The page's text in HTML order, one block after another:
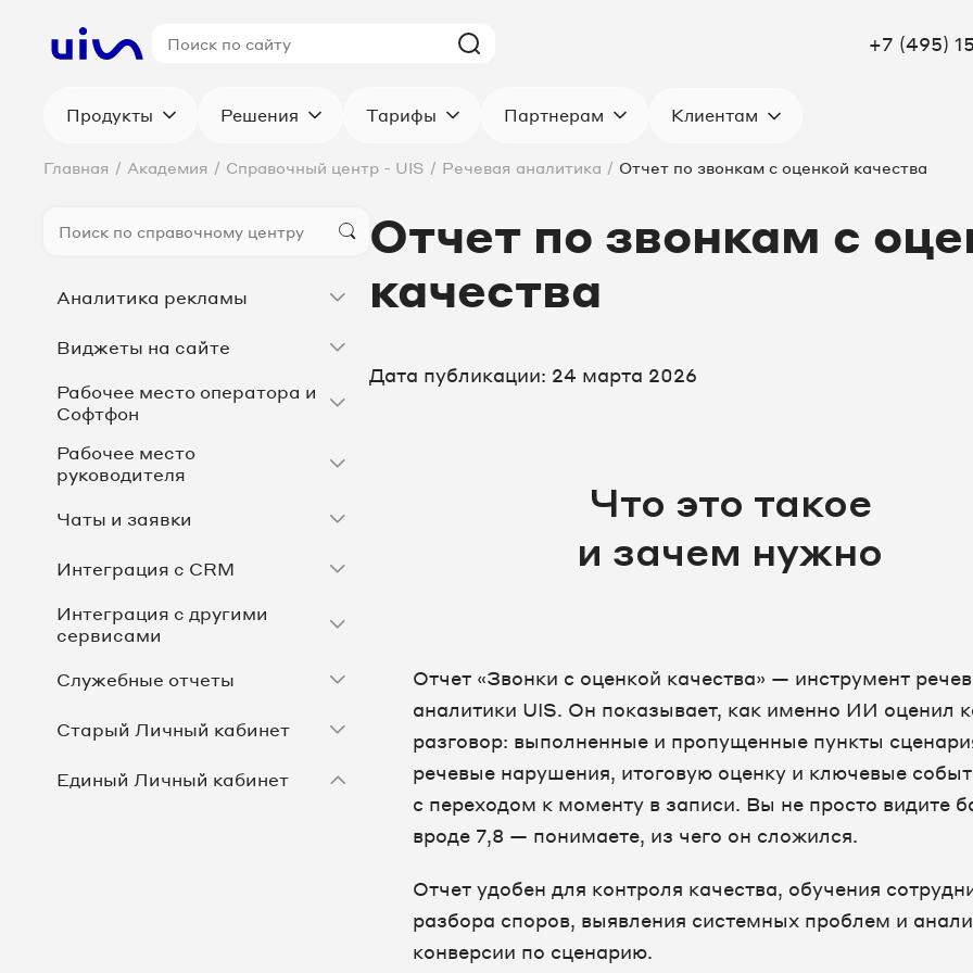
+7 (495)
Продукты Решения Тарифы Партнерам Клиентам
Главная / Академия / Справочный центр - UIS / Речевая аналитика / Отчет по звонкам с оценкой качества
Аналитика рекламы
Виджеты на сайте
Рабочее место оператора и
Софтфон
Рабочее место
руководителя
Чаты и заявки
Интеграция с CRM
Интеграция с другими
сервисами
Служебные отчеты
Старый Личный кабинет
Единый Личный кабинет
Отчет по звонкам с
качества
Дата публикации: 24 марта 2026
Что это такое
и зачем нужно
Отчет «Звонки с оценкой качества» — инструмент
аналитики UIS. Он показывает, как именно ИИ оценил
разговор: выполненные и пропущенные пункты
речевые нарушения, итоговую оценку и ключевые
с переходом к моменту в записи. Вы не просто видите
вроде 7,8 — понимаете, из чего он сложился.
Отчет удобен для контроля качества, обучения
разбора споров, выявления системных проблем и
конверсии по сценарию.